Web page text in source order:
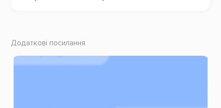
Додаткові посилання